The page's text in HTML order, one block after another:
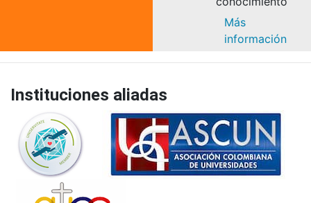
Más
información
Instituciones aliadas